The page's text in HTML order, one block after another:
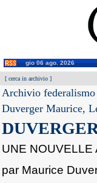
gio 06 ago. 2026
[ cerca in archivio ]
Archivio federalismo
Duverger Maurice,
UNE
par Maurice